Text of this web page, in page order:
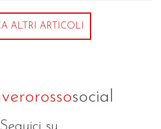
ALTRI ARTICOLI
social